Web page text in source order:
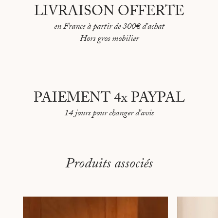
TÉHÉRAN INDIA MAHDAVI
TOKYO PAR FRÉDÉRIC LEBAIN
TOULON PAR DARAGH SODEN
BLOOM JAPAN PAR FRÉDÉRIC LEBAIN
LIVRAISON OFFERTE
en France à partir de 300€ d'achat
Hors gros mobilier
PAIEMENT 4x PAYPAL
14 jours pour changer d'avis
Produits associés